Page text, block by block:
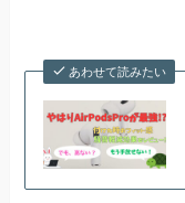
あわせて読みたい